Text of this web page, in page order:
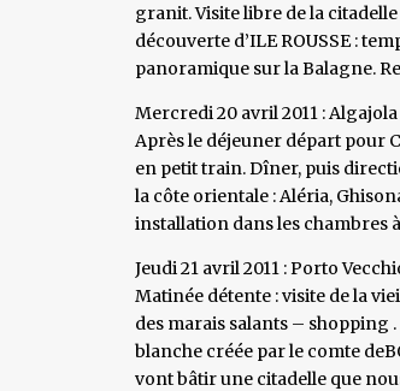
granit. Visite libre de la
découverte d’ILE ROUSSE :
panoramique sur la Balagne.
Mercredi 20 avril 2011 :
Après le déjeuner départ pour
en petit train. Dîner, puis
la côte orientale : Aléria,
installation dans les chambres
Jeudi 21 avril 2011 : Porto
Matinée détente : visite de la
des marais salants – shopping
blanche créée par le comte
vont bâtir une citadelle que